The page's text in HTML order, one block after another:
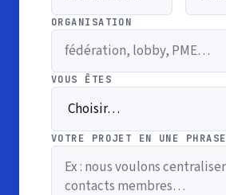
ORGANISATION
VOUS ÊTES
VOTRE PROJET EN UNE PHRASE